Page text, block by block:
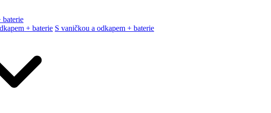
baterie
+ baterie S vaničkou a odkapem + baterie